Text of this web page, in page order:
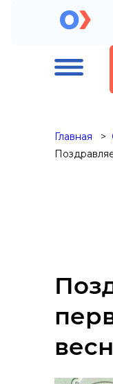
Главная